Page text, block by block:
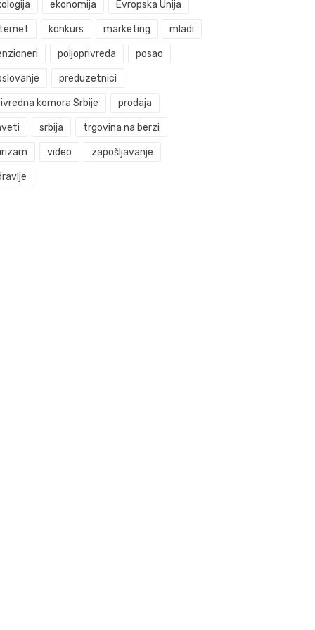
ekonomija Evropska Unija
konkurs marketing mladi
poljoprivreda posao
preduzetnici
komora Srbije prodaja
srbija trgovina na berzi
video zapošljavanje